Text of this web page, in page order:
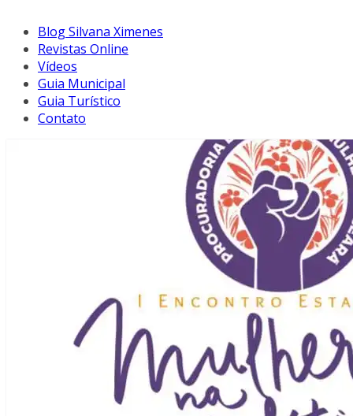
Blog Silvana Ximenes
Revistas Online
Vídeos
Guia Municipal
Guia Turístico
Contato